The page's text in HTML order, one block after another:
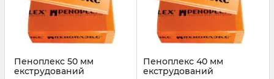
Пеноплекс 50 мм
екструдований
Пеноплекс 40 мм
екструдований